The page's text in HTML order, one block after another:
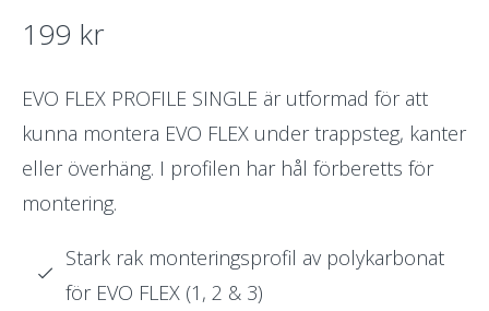
199 kr
EVO FLEX PROFILE SINGLE är utformad för att
kunna montera EVO FLEX under trappsteg, kanter
eller överhäng. I profilen har hål förberetts för
montering.
Stark rak monteringsprofil av polykarbonat
för EVO FLEX (1, 2 & 3)